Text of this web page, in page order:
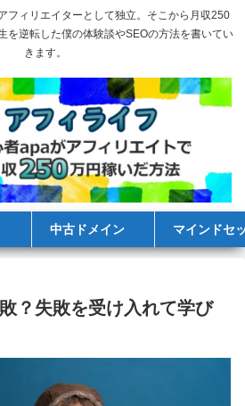
フィリエイターとして独立。そこから月収250
を逆転した僕の体験談やSEOの方法を書いてい
きます。
中古ドメイン マインドセ
？失敗を受け入れて学び